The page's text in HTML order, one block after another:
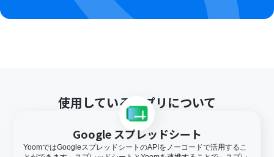
使用しているアプリについて
Google スプレッドシート
YoomではGoogleスプレッドシートのAPIをノーコードで活用するこ